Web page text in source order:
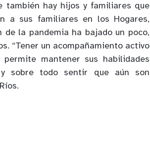
también hay hijos y familiares que
a sus familiares en los Hogares,
la pandemia ha bajado un poco,
“Tener un acompañamiento activo
mantener sus habilidades
y sobre todo sentir que aún son